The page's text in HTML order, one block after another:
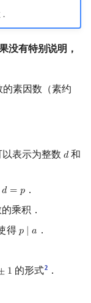
．
没有特别说明，
素因数（素约
以表示为整数 𝑑
d和
𝑑 = 𝑝
d =p
．
乘积．
得 𝑝 ∣ 𝑎
p a
．
1
1 的形式2 ．